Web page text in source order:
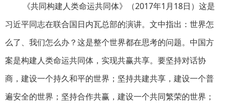
《共同构建人类命运共同体》（2017年1月18日）这是
习近平同志在联合国日内瓦总部的演讲。文中指出：世界怎
么了、我们怎么办？这是整个世界都在思考的问题。中国方
案是构建人类命运共同体，实现共赢共享。要坚持对话协
商，建设一个持久和平的世界；坚持共建共享，建设一个普
遍安全的世界；坚持合作共赢，建设一个共同繁荣的世界；